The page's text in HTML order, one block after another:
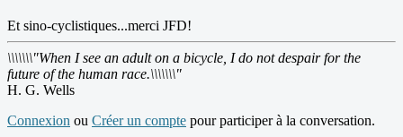
Et sino-cyclistiques...merci JFD!
\\\\\\\"When I see an adult on a bicycle, I do not despair for the
future of the human race.\\\\\\\"
H. G. Wells
Connexion ou Créer un compte pour participer à la conversation.